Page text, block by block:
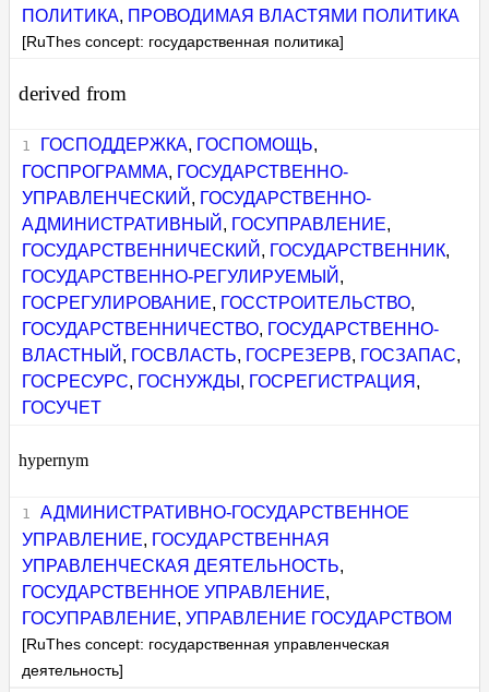
ПОЛИТИКА, ПРОВОДИМАЯ ВЛАСТЯМИ ПОЛИТИКА
[RuThes concept: государственная политика]
derived from
ГОСПОДДЕРЖКА, ГОСПОМОЩЬ,
ГОСПРОГРАММА, ГОСУДАРСТВЕННО-
УПРАВЛЕНЧЕСКИЙ , ГОСУДАРСТВЕННО-
АДМИНИСТРАТИВНЫЙ , ГОСУПРАВЛЕНИЕ,
ГОСУДАРСТВЕННИЧЕСКИЙ , ГОСУДАРСТВЕННИК,
ГОСУДАРСТВЕННО-РЕГУЛИРУЕМЫЙ ,
ГОСРЕГУЛИРОВАНИЕ, ГОССТРОИТЕЛЬСТВО,
ГОСУДАРСТВЕННИЧЕСТВО, ГОСУДАРСТВЕННО-
ВЛАСТНЫЙ , ГОСВЛАСТЬ, ГОСРЕЗЕРВ, ГОСЗАПАС,
ГОСРЕСУРС, ГОСНУЖДЫ , ГОСРЕГИСТРАЦИЯ ,
ГОСУЧЕТ
hypernym
АДМИНИСТРАТИВНО-ГОСУДАРСТВЕННОЕ
УПРАВЛЕНИЕ, ГОСУДАРСТВЕННАЯ
УПРАВЛЕНЧЕСКАЯ ДЕЯТЕЛЬНОСТЬ,
ГОСУДАРСТВЕННОЕ УПРАВЛЕНИЕ,
ГОСУПРАВЛЕНИЕ,УПРАВЛЕНИЕ ГОСУДАРСТВОМ
[RuThes concept: государственная управленческая
деятельность]